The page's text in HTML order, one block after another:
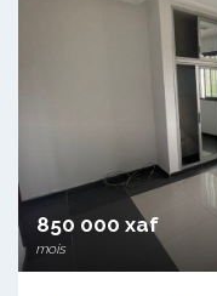
850 000 xaf
mois